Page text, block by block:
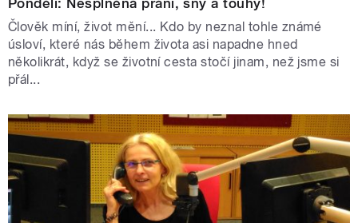
Člověk míní, život mění... Kdo by neznal tohle známé
úsloví, které nás během života asi napadne hned
několikrát, když se životní cesta stočí jinam, než jsme si
přál...